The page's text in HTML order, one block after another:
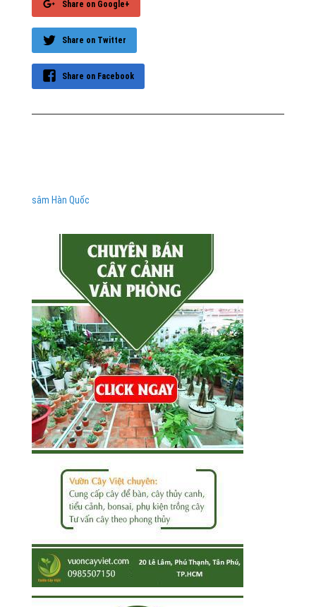
Share on Google+
Share on Twitter
Share on Facebook
sâm Hàn Quốc